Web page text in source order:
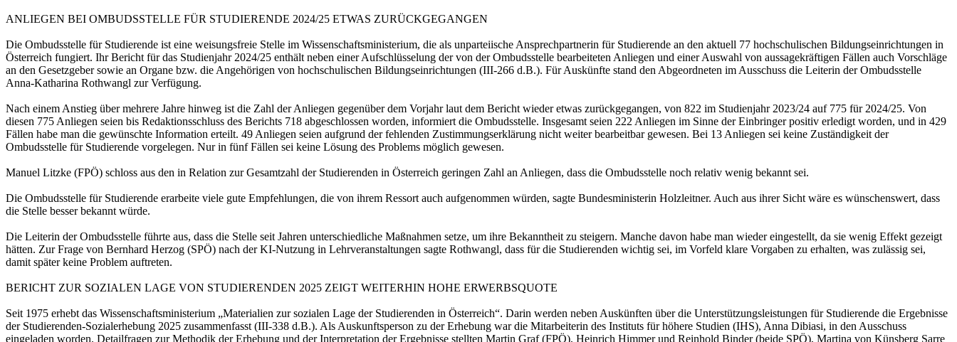
ANLIEGEN BEI OMBUDSSTELLE FÜR STUDIERENDE 2024/25 ETWAS ZURÜCKGEGANGEN
Die Ombudsstelle für Studierende ist eine weisungsfreie Stelle im Wissenschaftsministerium, die als unparteiische Ansprechpartnerin für Studierende an den aktuell 77 hochschulischen Bildungseinrichtungen in
Österreich fungiert. Ihr Bericht für das Studienjahr 2024/25 enthält neben einer Aufschlüsselung der von der Ombudsstelle bearbeiteten Anliegen und einer Auswahl von aussagekräftigen Fällen auch Vorschläge
an den Gesetzgeber sowie an Organe bzw. die Angehörigen von hochschulischen Bildungseinrichtungen (III-266 d.B.). Für Auskünfte stand den Abgeordneten im Ausschuss die Leiterin der Ombudsstelle
Anna-Katharina Rothwangl zur Verfügung.
Nach einem Anstieg über mehrere Jahre hinweg ist die Zahl der Anliegen gegenüber dem Vorjahr laut dem Bericht wieder etwas zurückgegangen, von 822 im Studienjahr 2023/24 auf 775 für 2024/25. Von
diesen 775 Anliegen seien bis Redaktionsschluss des Berichts 718 abgeschlossen worden, informiert die Ombudsstelle. Insgesamt seien 222 Anliegen im Sinne der Einbringer positiv erledigt worden, und in 429
Fällen habe man die gewünschte Information erteilt. 49 Anliegen seien aufgrund der fehlenden Zustimmungserklärung nicht weiter bearbeitbar gewesen. Bei 13 Anliegen sei keine Zuständigkeit der
Ombudsstelle für Studierende vorgelegen. Nur in fünf Fällen sei keine Lösung des Problems möglich gewesen.
Manuel Litzke (FPÖ) schloss aus den in Relation zur Gesamtzahl der Studierenden in Österreich geringen Zahl an Anliegen, dass die Ombudsstelle noch relativ wenig bekannt sei.
Die Ombudsstelle für Studierende erarbeite viele gute Empfehlungen, die von ihrem Ressort auch aufgenommen würden, sagte Bundesministerin Holzleitner. Auch aus ihrer Sicht wäre es wünschenswert, dass
die Stelle besser bekannt würde.
Die Leiterin der Ombudsstelle führte aus, dass die Stelle seit Jahren unterschiedliche Maßnahmen setze, um ihre Bekanntheit zu steigern. Manche davon habe man wieder eingestellt, da sie wenig Effekt gezeigt
hätten. Zur Frage von Bernhard Herzog (SPÖ) nach der KI-Nutzung in Lehrveranstaltungen sagte Rothwangl, dass für die Studierenden wichtig sei, im Vorfeld klare Vorgaben zu erhalten, was zulässig sei,
damit später keine Problem auftreten.
BERICHT ZUR SOZIALEN LAGE VON STUDIERENDEN 2025 ZEIGT WEITERHIN HOHE ERWERBSQUOTE
Seit 1975 erhebt das Wissenschaftsministerium „Materialien zur sozialen Lage der Studierenden in Österreich“. Darin werden neben Auskünften über die Unterstützungsleistungen für Studierende die Ergebnisse
der Studierenden-Sozialerhebung 2025 zusammenfasst (III-338 d.B.). Als Auskunftsperson zu der Erhebung war die Mitarbeiterin des Instituts für höhere Studien (IHS), Anna Dibiasi, in den Ausschuss
eingeladen worden. Detailfragen zur Methodik der Erhebung und der Interpretation der Ergebnisse stellten Martin Graf (FPÖ), Heinrich Himmer und Reinhold Binder (beide SPÖ), Martina von Künsberg Sarre